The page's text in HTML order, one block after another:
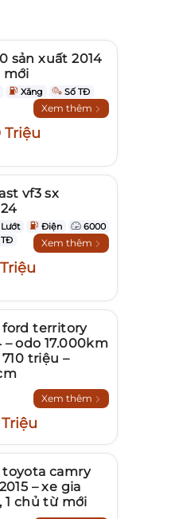
sản xuất 2014
mới
Xăng Số TĐ
Xem thêm
Triệu
vf3 sx
Điện
6000
Xem thêm
ford territory
– odo 17.000km
710 triệu –
Xem thêm
toyota camry
– xe gia
1 chủ từ mới